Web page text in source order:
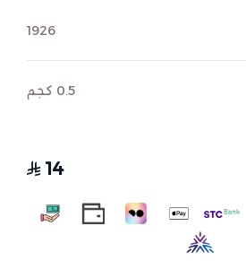
1926
0.5 كجم
14